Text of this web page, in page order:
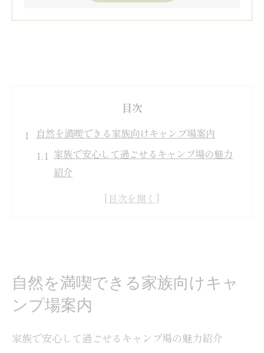
目次
自然を満喫できる家族向けキャンプ場案内
家族で安心して過ごせるキャンプ場の魅力
紹介
熊本の自然を感じるキャンプ場体験のすす
週末に気軽に行けるキャンプ場の活用術
週末に訪れたい最新イベントとキャンプ情報
キャンプ場で開催される週末イベントの楽
自然を満喫できる家族向けキャ
ンプ場案内
家族で安心して過ごせるキャンプ場の魅力紹介